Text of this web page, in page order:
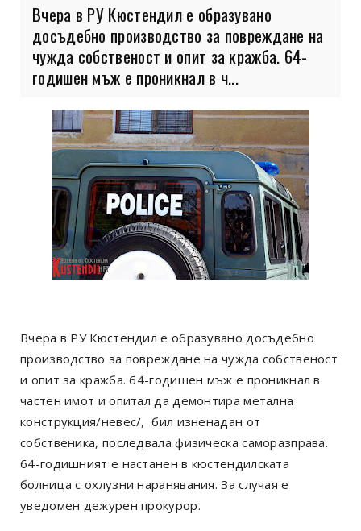
Вчера в РУ Кюстендил е образувано
досъдебно производство за повреждане на
чужда собственост и опит за кражба. 64-
годишен мъж е проникнал в ч...
Вчера в РУ Кюстендил е образувано досъдебно
производство за повреждане на чужда собственост
и опит за кражба. 64-годишен мъж е проникнал в
частен имот и опитал да демонтира метална
конструкция/невес/, бил изненадан от
собственика, последвала физическа саморазправа.
64-годишният е настанен в кюстендилската
болница с охлузни наранявания. За случая е
уведомен дежурен прокурор.